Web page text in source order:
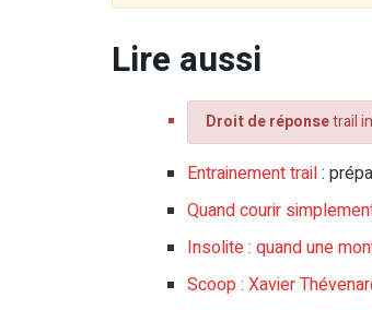
Lire aussi
Droit de réponsetrail
Entrainement trail:
Quand courir
Insolite : quand une
Scoop : Xavier